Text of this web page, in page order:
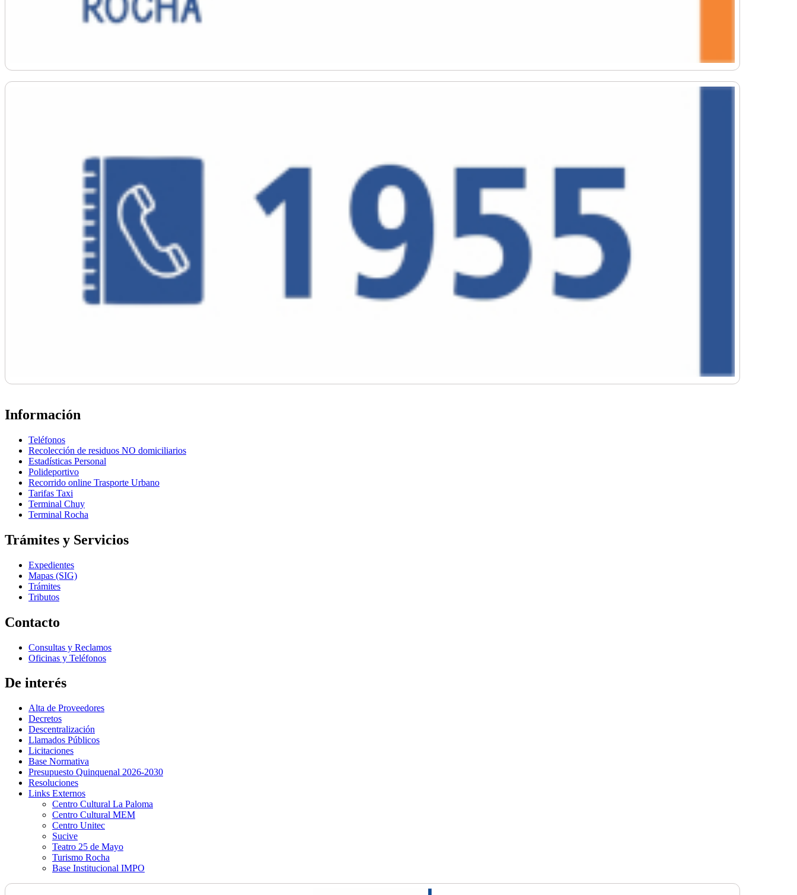
Información
Teléfonos
Recolección de residuos NO domiciliarios
Estadísticas Personal
Polideportivo
Recorrido online Trasporte Urbano
Tarifas Taxi
Terminal Chuy
Terminal Rocha
Trámites y Servicios
Expedientes
Mapas (SIG)
Trámites
Tributos
Contacto
Consultas y Reclamos
Oficinas y Teléfonos
De interés
Alta de Proveedores
Decretos
Descentralización
Llamados Públicos
Licitaciones
Base Normativa
Presupuesto Quinquenal 2026-2030
Resoluciones
Links Externos
Centro Cultural La Paloma
Centro Cultural MEM
Centro Unitec
Sucive
Teatro 25 de Mayo
Turismo Rocha
Base Institucional IMPO